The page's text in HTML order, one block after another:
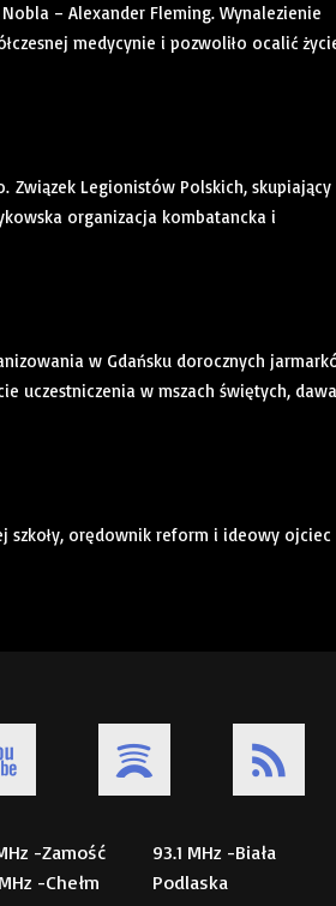
– Alexander Fleming. Wynalezienie
medycynie i pozwoliło ocalić
Związek Legionistów Polskich, skupiający
organizacja kombatancka i
w Gdańsku dorocznych
uczestniczenia w mszach świętych,
szkoły, orędownik reform i ideowy ojciec
-Zamość
-Chełm
93.1 MHz -Biała
Podlaska